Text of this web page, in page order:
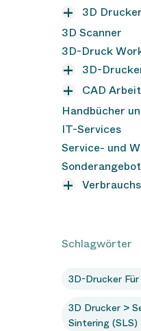
DyeMansion
Formlabs
3D
3D
Formlabs
3D Scanner
3D-Druck
3D-
3D
3D
3D
CAD
CAD
Handbücher
IT-Services
Service- und
SLS Pulver
Schlagwörter
3D-Drucker
3D Drucker >
Sintering (SLS)